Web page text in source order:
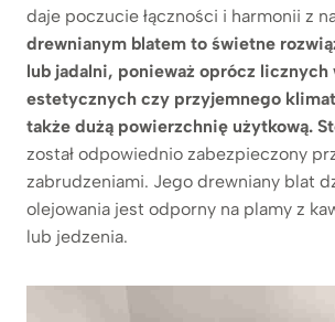
daje poczucie łączności i harmonii z
drewnianym blatem to świetne
lub jadalni, ponieważ oprócz licznych
estetycznych czy przyjemnego
także dużą powierzchnię użytkową.
został odpowiednio zabezpieczony
zabrudzeniami. Jego drewniany blat
olejowania jest odporny na plamy z
lub jedzenia.